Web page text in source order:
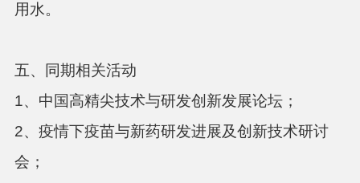
用水。
五、同期相关活动
1、中国高精尖技术与研发创新发展论坛；
2、疫情下疫苗与新药研发进展及创新技术研讨
会；